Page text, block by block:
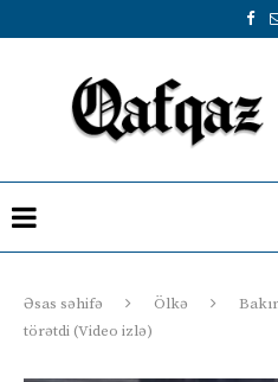
Əsas səhifə Ölkə
törətdi (Video izlə)